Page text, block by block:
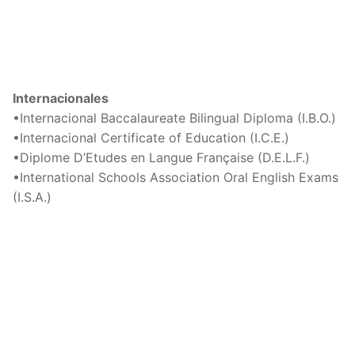
Internacionales
•Internacional Baccalaureate Bilingual Diploma (I.B.O.)
•Internacional Certificate of Education (I.C.E.)
•Diplome D’Etudes en Langue Française (D.E.L.F.)
•International Schools Association Oral English Exams
(I.S.A.)